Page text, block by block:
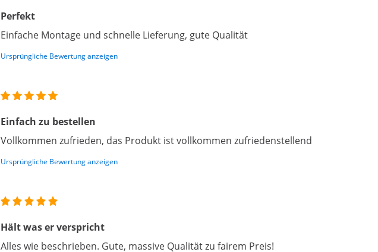
Perfekt
Einfache Montage und schnelle Lieferung, gute Qualität
Ursprüngliche Bewertung anzeigen
Einfach zu bestellen
Vollkommen zufrieden, das Produkt ist vollkommen zufriedenstellend
Ursprüngliche Bewertung anzeigen
Hält was er verspricht
Alles wie beschrieben. Gute, massive Qualität zu fairem Preis!